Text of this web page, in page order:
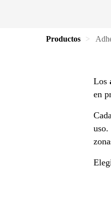
Productos
Los
en
uso.